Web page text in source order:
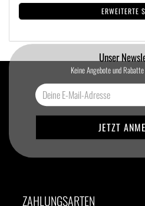
ERWEITERTE
Unser
Keine Angebote und
ZAHLUNGSARTEN